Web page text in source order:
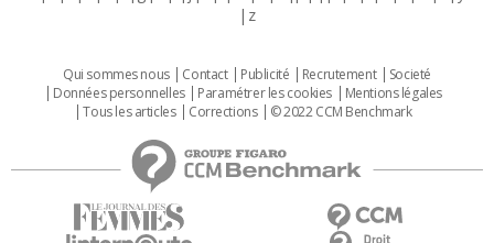
z
Qui sommes nous Contact Publicité Recrutement
Societé
Données personnelles
Paramétrer les cookies
Mentions légales
Tous les articles
Corrections © 2022 CCM Benchmark